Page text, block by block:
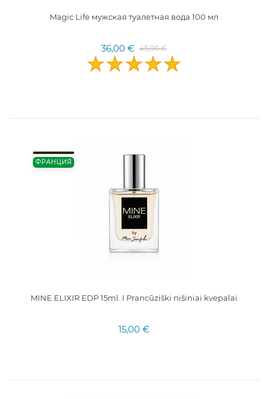
Magic Life мужская туалетная вода 100 мл
36,00 € 45,00 €
ФРАНЦИЯ
MINE ELIXIR EDP 15ml. I Prancūziški nišiniai kvepalai
15,00 €